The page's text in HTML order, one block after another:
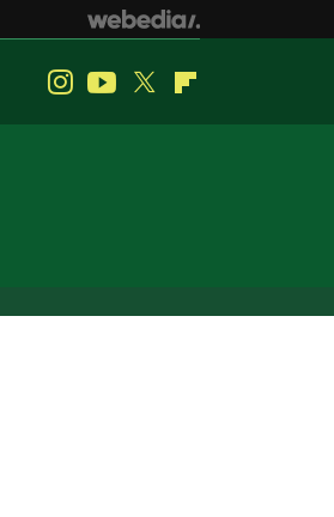
InstagramYoutube
Twitter